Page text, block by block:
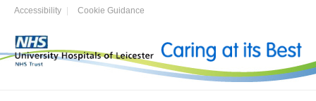
Accessibility Cookie Guidance